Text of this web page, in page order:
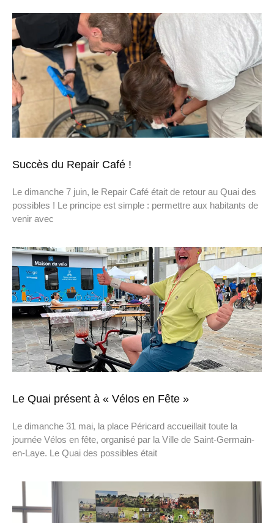
Succès du Repair Café !
Le dimanche 7 juin, le Repair Café était de retour au Quai des
possibles ! Le principe est simple : permettre aux habitants de
venir avec
Le Quai présent à « Vélos en Fête »
Le dimanche 31 mai, la place Péricard accueillait toute la
journée Vélos en fête, organisé par la Ville de Saint-Germain-
en-Laye. Le Quai des possibles était